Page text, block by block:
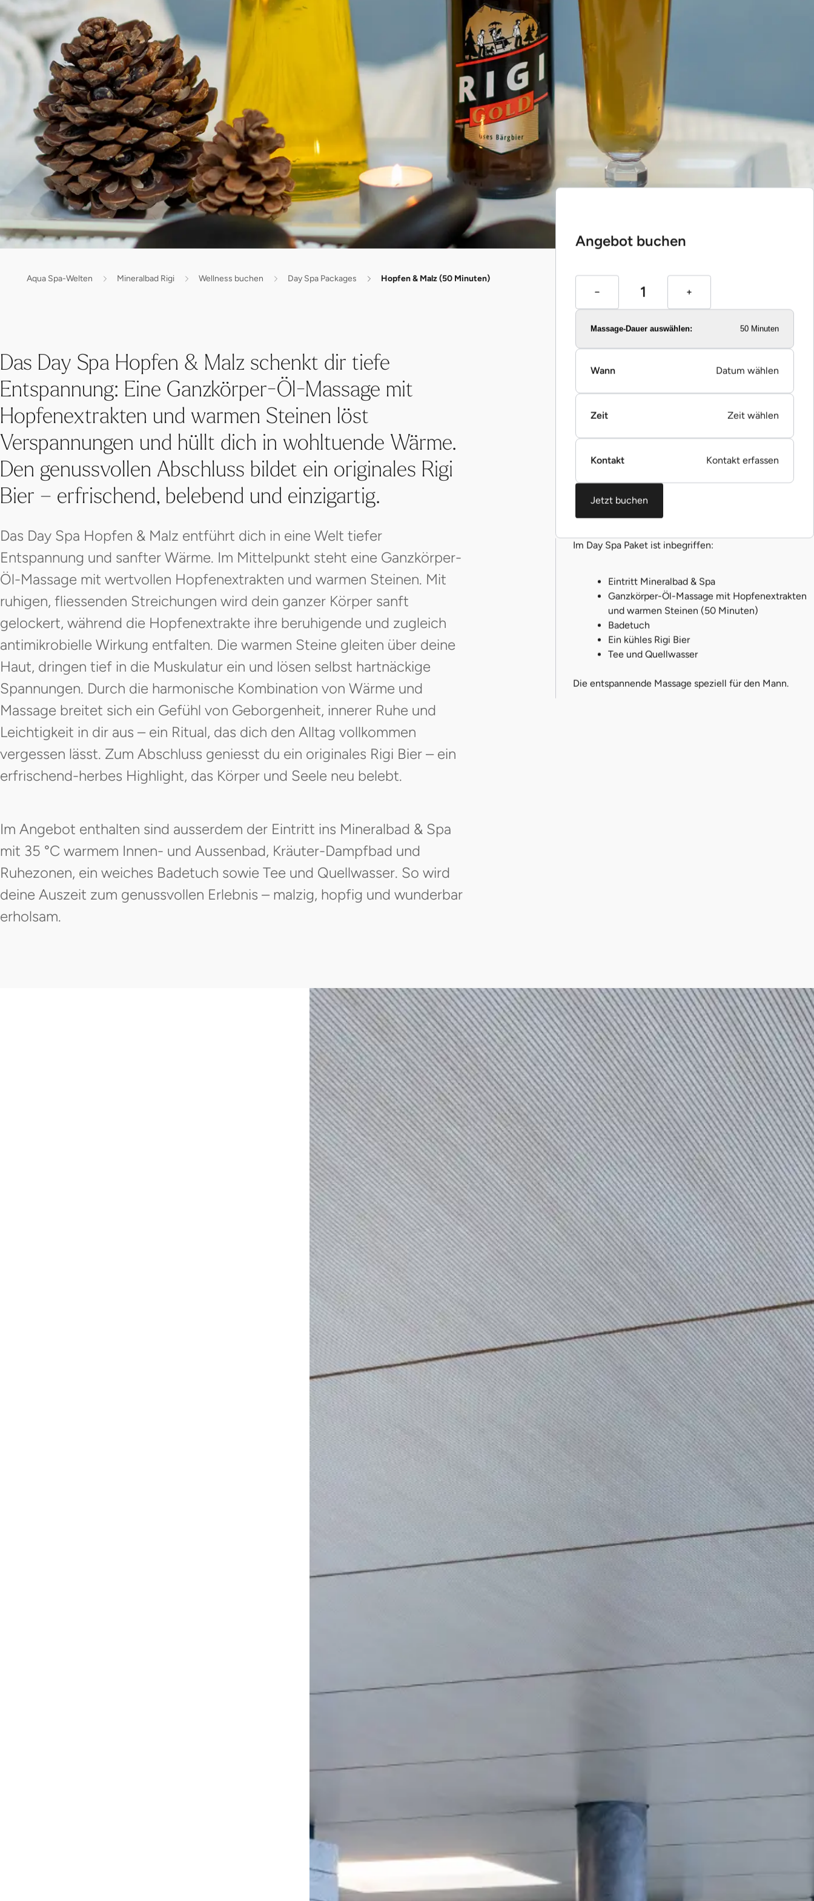
Aqua Spa-Welten Mineralbad Rigi Wellness buchen Day Spa Packages Hopfen & Malz (50 Minuten)
Das Day Spa Hopfen & Malz schenkt dir tiefe
Entspannung: Eine Ganzkörper-Öl-Massage mit
Hopfenextrakten und warmen Steinen löst
Verspannungen und hüllt dich in wohltuende Wärme.
Den genussvollen Abschluss bildet ein originales Rigi
Bier – erfrischend, belebend und einzigartig.
Das Day Spa Hopfen & Malz entführt dich in eine Welt tiefer
Entspannung und sanfter Wärme. Im Mittelpunkt steht eine Ganzkörper-
Öl-Massage mit wertvollen Hopfenextrakten und warmen Steinen. Mit
ruhigen, fliessenden Streichungen wird dein ganzer Körper sanft
gelockert, während die Hopfenextrakte ihre beruhigende und zugleich
antimikrobielle Wirkung entfalten. Die warmen Steine gleiten über deine
Haut, dringen tief in die Muskulatur ein und lösen selbst hartnäckige
Spannungen. Durch die harmonische Kombination von Wärme und
Massage breitet sich ein Gefühl von Geborgenheit, innerer Ruhe und
Leichtigkeit in dir aus – ein Ritual, das dich den Alltag vollkommen
vergessen lässt. Zum Abschluss geniesst du ein originales Rigi Bier – ein
erfrischend-herbes Highlight, das Körper und Seele neu belebt.
Im Angebot enthalten sind ausserdem der Eintritt ins Mineralbad & Spa
mit 35 °C warmem Innen- und Aussenbad, Kräuter-Dampfbad und
Ruhezonen, ein weiches Badetuch sowie Tee und Quellwasser. So wird
deine Auszeit zum genussvollen Erlebnis – malzig, hopfig und wunderbar
erholsam.
Im Day Spa Paket ist inbegriffen:
Eintritt Mineralbad & Spa
Ganzkörper-Öl-Massage mit Hopfenextrakten
und warmen Steinen (50 Minuten)
Badetuch
Ein kühles Rigi Bier
Tee und Quellwasser
Die entspannende Massage speziell für den Mann.
Angebot buchen
Massage-Dauer auswählen: 50 Minuten
Wann Datum wählen
Zeit Zeit wählen
Kontakt Kontakt erfassen
Jetzt buchen